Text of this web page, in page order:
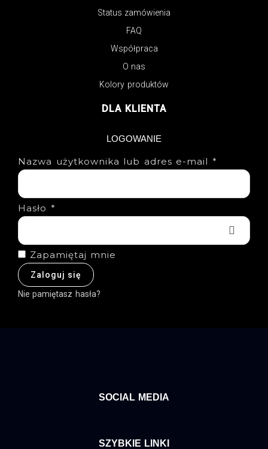
Status zamówienia
FAQ
Współpraca
O nas
Kolory produktów
DLA KLIENTA
LOGOWANIE
Nazwa użytkownika lub adres e-mail *
Hasło *
Zapamiętaj mnie
Zaloguj się
Nie pamiętasz hasła?
SOCIAL MEDIA
SZYBKIE LINKI